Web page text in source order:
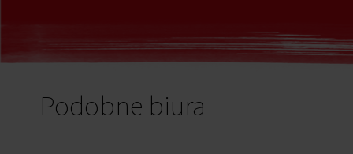
Podobne biura